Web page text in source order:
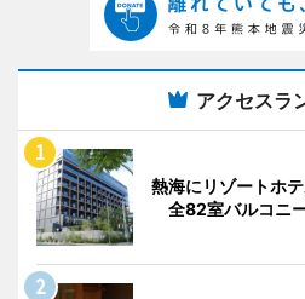
アクセスラ
熱海にリゾートホ
全82室バルコニ